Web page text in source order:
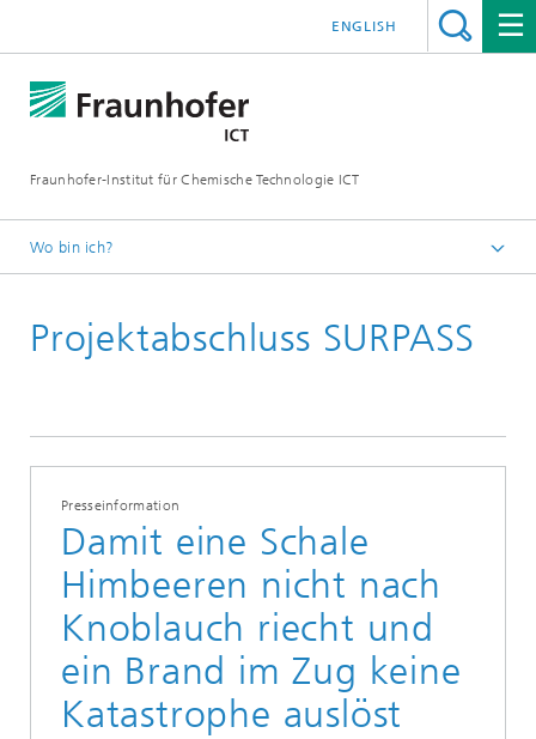
Fraunhofer-Institut für Chemische Technologie ICT
ENGLISH
Wo bin ich?
Presse
Projektabschluss SURPASS
Presseinformation
Damit eine Schale
Himbeeren nicht nach
Knoblauch riecht und
ein Brand im Zug keine
Katastrophe auslöst